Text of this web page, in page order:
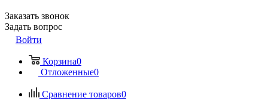
Заказать звонок
Задать вопрос
Войти
Корзина0
Отложенные0
Сравнение товаров0